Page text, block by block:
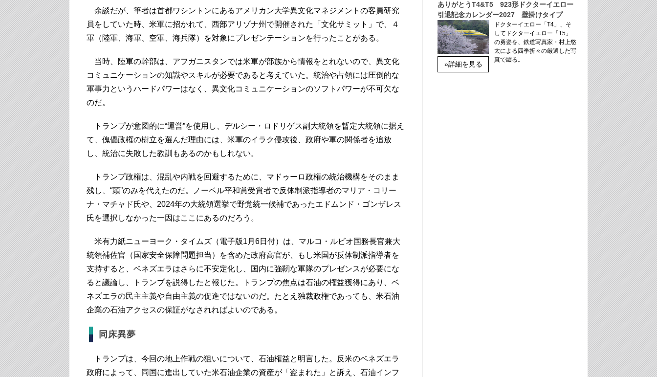
余談だが、筆者は首都ワシントンにあるアメリカン大学異文化マネジメントの客員研究
員をしていた時、米軍に招かれて、西部アリゾナ州で開催された「文化サミット」で、４
軍（陸軍、海軍、空軍、海兵隊）を対象にプレゼンテーションを行ったことがある。
当時、陸軍の幹部は、アフガニスタンでは米軍が部族から情報をとれないので、異文化
コミュニケーションの知識やスキルが必要であると考えていた。統治や占領には圧倒的な
軍事力というハードパワーはなく、異文化コミュニケーションのソフトパワーが不可欠な
のだ。
トランプが意図的に“運営”を使用し、デルシー・ロドリゲス副大統領を暫定大統領に据え
て、傀儡政権の樹立を選んだ理由には、米軍のイラク侵攻後、政府や軍の関係者を追放
し、統治に失敗した教訓もあるのかもしれない。
トランプ政権は、混乱や内戦を回避するために、マドゥーロ政権の統治機構をそのまま
残し、“頭”のみを代えたのだ。ノーベル平和賞受賞者で反体制派指導者のマリア・コリー
ナ・マチャド氏や、2024年の大統領選挙で野党統一候補であったエドムンド・ゴンザレス
氏を選択しなかった一因はここにあるのだろう。
米有力紙ニューヨーク・タイムズ（電子版1月6日付）は、マルコ・ルビオ国務長官兼大
統領補佐官（国家安全保障問題担当）を含めた政府高官が、もし米国が反体制派指導者を
支持すると、ベネズエラはさらに不安定化し、国内に強靭な軍隊のプレゼンスが必要にな
ると議論し、トランプを説得したと報じた。トランプの焦点は石油の権益獲得にあり、ベ
ネズエラの民主主義や自由主義の促進ではないのだ。たとえ独裁政権であっても、米石油
企業の石油アクセスの保証がなされればよいのである。
同床異夢
トランプは、今回の地上作戦の狙いについて、石油権益と明言した。反米のベネズエラ
政府によって、同国に進出していた米石油企業の資産が「盗まれた」と訴え、石油インフ
ありがとうT4&T5 923形ドクターイエロー
引退記念カレンダー2027 壁掛けタイプ
»詳細を見る
ドクターイエロー「T4」、そ
してドクターイエロー「T5」
の勇姿を、鉄道写真家・村上悠
太による四季折々の厳選した写
真で綴る。